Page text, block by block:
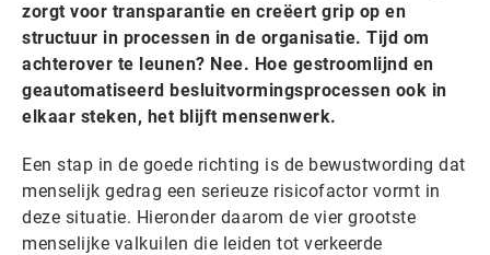
zorgt voor transparantie en creëert grip op en
structuur in processen in de organisatie. Tijd om
achterover te leunen? Nee. Hoe gestroomlijnd en
geautomatiseerd besluitvormingsprocessen ook in
elkaar steken, het blijft mensenwerk.
Een stap in de goede richting is de bewustwording dat
menselijk gedrag een serieuze risicofactor vormt in
deze situatie. Hieronder daarom de vier grootste
menselijke valkuilen die leiden tot verkeerde